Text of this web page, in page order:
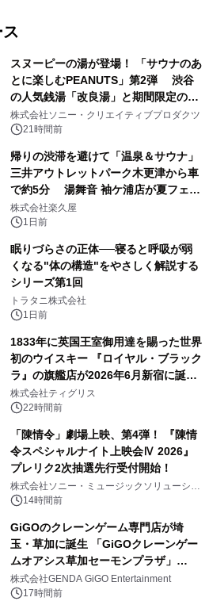
スヌーピーの湯が登場！ 「サウナのあ
とに楽しむPEANUTS」第2弾 渋谷
の人気銭湯「改良湯」と期間限定のコ
ラボレーション サウナイキタイコラ
ボグッズも発売決定！
株式会社ソニー・クリエイティブプロダクツ
21時間前
帰りの渋滞を避けて「温泉＆サウナ」
三井アウトレットパーク木更津から車
で約5分 湯舞音 袖ケ浦店が夏フェア
メニューを提供
株式会社楽久屋
1日前
眠りづらさの正体──寝ると呼吸が弱
くなる"体の構造"をやさしく解説する
シリーズ第1回
トラタニ株式会社
1日前
1833年に英国王室御用達を賜った世界
初のウイスキー 『ロイヤル・ブラック
ラ』の旗艦店が2026年6月新宿に誕
生 バカルディ ジャパンと連携した
没入型バー「BAR Arca」
株式会社ティグリス
22時間前
「陳情令」劇場上映、第4弾！ 『陳情
令スペシャルナイト上映会Ⅳ 2026』
プレリク2次抽選先行受付開始！
株式会社ソニー・ミュージックソリューショ
ンズ14時間前
GiGOのクレーンゲーム専門店が埼
玉・草加に誕生 「GiGOクレーンゲー
ムオアシス草加セーモンプラザ」
2026年8月7日(金)10時グランドオープ
ン
株式会社GENDA GiGO Entertainment
17時間前